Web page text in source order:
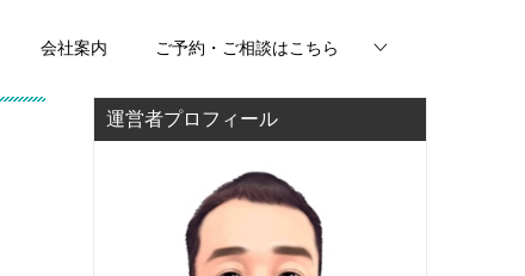
会社案内 ご予約・ご相談はこちら
運営者プロフィール